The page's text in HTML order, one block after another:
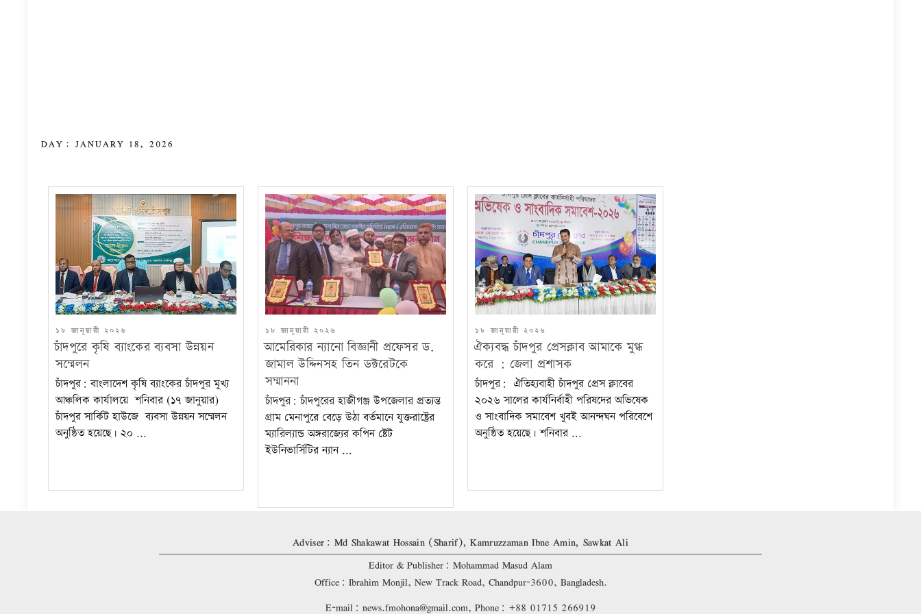
DAY: JANUARY 18, 2026
POSTED
ON
১৮ জানুয়ারী ২০২৬
চাঁদপুরে কৃষি ব্যাংকের ব্যবসা উন্নয়ন
সম্মেলন
চাঁদপুর: বাংলাদেশ কৃষি ব্যাংকের চাঁদপুর মুখ্য
আঞ্চলিক কার্যালয়ে শনিবার (১৭ জানুয়ার)
চাঁদপুর সার্কিট হাউজে ব্যবসা উন্নয়ন সম্মেলন
অনুষ্ঠিত হয়েছে। ২০ ...
POSTED
ON
১৮ জানুয়ারী ২০২৬
আমেরিকার ন্যানো বিজ্ঞানী প্রফেসর ড.
জামাল উদ্দিনসহ তিন ডক্টরেটকে
সম্মাননা
চাঁদপুর: চাঁদপুরের হাজীগঞ্জ উপজেলার প্রত্যন্ত
গ্রাম মেনাপুরে বেড়ে উঠা বর্তমানে যুক্তরাষ্ট্রের
ম্যারিল্যান্ড অঙ্গরাজ্যের কপিন ষ্টেট
ইউনিভার্সিটির ন্যান ...
POSTED
ON
১৮ জানুয়ারী ২০২৬
ঐক্যবদ্ধ চাঁদপুর প্রেসক্লাব আমাকে মুগ্ধ
করে : জেলা প্রশাসক
চাঁদপুর: ঐতিহ্যবাহী চাঁদপুর প্রেস ক্লাবের
২০২৬ সালের কার্যনির্বাহী পরিষদের অভিষেক
ও সাংবাদিক সমাবেশ খুবই আনন্দঘন পরিবেশে
অনুষ্ঠিত হয়েছে। শনিবার ...
Adviser: Md Shakawat Hossain (Sharif), Kamruzzaman Ibne Amin, Sawkat Ali
Editor & Publisher: Mohammad Masud Alam
Office: Ibrahim Monjil, New Track Road, Chandpur-3600, Bangladesh.
E-mail: news.fmohona@gmail.com, Phone: +88 01715 266919